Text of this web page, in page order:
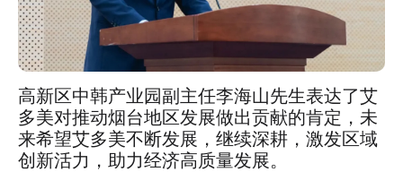
高新区中韩产业园副主任李海山先生表达了艾
多美对推动烟台地区发展做出贡献的肯定，未
来希望艾多美不断发展，继续深耕，激发区域
创新活力，助力经济高质量发展。